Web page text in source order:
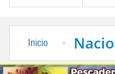
Inicio